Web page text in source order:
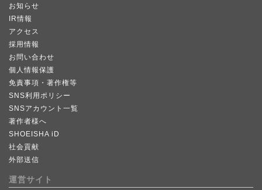
お知らせ
IR情報
アクセス
採用情報
お問い合わせ
個人情報保護
免責事項・著作権等
SNS利用ポリシー
SNSアカウント一覧
著作者様へ
SHOEISHA iD
社会貢献
外部送信
運営サイト